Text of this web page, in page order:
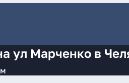
ул Марченко в